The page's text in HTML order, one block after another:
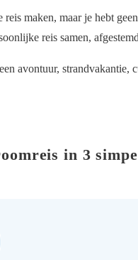
reis maken, maar je hebt
reis samen,
avontuur,
in 3